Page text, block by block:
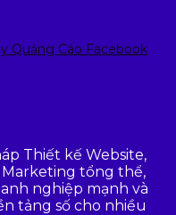
Quảng Cáo Facebook
Thiết kế Website,
Marketing tổng thể,
nghiệp mạnh và
tảng số cho nhiều